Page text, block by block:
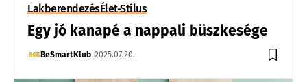
LakberendezésÉlet-Stílus
Egy jó kanapé a nappali büszkesége
BeSmartKlub 2025.07.20.